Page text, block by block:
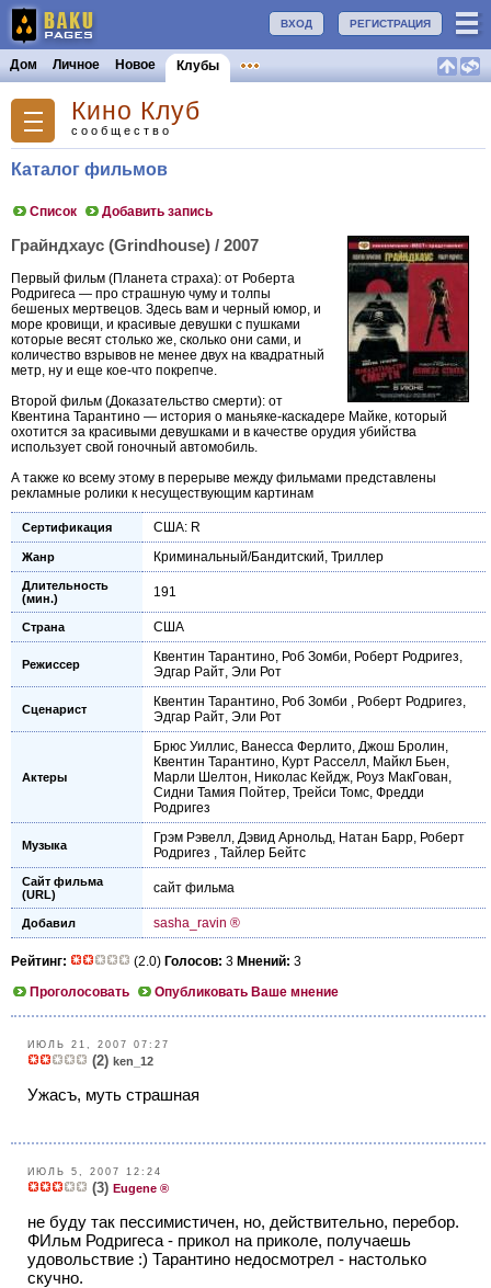
РЕГИСТРАЦИЯ
ВХОД
Дом Личное Новое Клубы
Кино Клуб
сообщество
Каталог фильмов
Список Добавить запись
Грайндхаус (Grindhouse) / 2007
Первый фильм (Планета страха): от Роберта
Родригеса — про страшную чуму и толпы
бешеных мертвецов. Здесь вам и черный юмор, и
море кровищи, и красивые девушки с пушками
которые весят столько же, сколько они сами, и
количество взрывов не менее двух на квадратный
метр, ну и еще кое-что покрепче.
Второй фильм (Доказательство смерти): от
Квентина Тарантино — история о маньяке-каскадере Майке, который
охотится за красивыми девушками и в качестве орудия убийства
использует свой гоночный автомобиль.
А также ко всему этому в перерыве между фильмами представлены
рекламные ролики к несуществующим картинам
Сертификация США: R
Жанр Криминальный/Бандитский, Триллер
Длительность
(мин.)
191
Страна США
Режиссер Квентин Тарантино, Роб Зомби, Роберт Родригез,
Эдгар Райт, Эли Рот
Сценарист Квентин Тарантино, Роб Зомби , Роберт Родригез,
Эдгар Райт, Эли Рот
Актеры
Брюс Уиллис, Ванесса Ферлито, Джош Бролин,
Квентин Тарантино, Курт Расселл, Майкл Бьен,
Марли Шелтон, Николас Кейдж, Роуз МакГован,
Сидни Тамия Пойтер, Трейси Томс, Фредди
Родригез
Музыка Грэм Рэвелл, Дэвид Арнольд, Натан Барр, Роберт
Родригез , Тайлер Бейтс
Сайт фильма
(URL)
сайт фильма
Добавил sasha_ravin ®
Рейтинг: (2.0) Голосов: 3 Мнений: 3
Проголосовать
Опубликовать Ваше мнение
ИЮЛЬ 21, 2007 07:27
(2) ken_12
Ужасъ, муть страшная
ИЮЛЬ 5, 2007 12:24
(3) Eugene ®
не буду так пессимистичен, но, действительно, перебор.
ФИльм Родригеса - прикол на приколе, получаешь
удовольствие :) Тарантино недосмотрел - настолько
скучно.